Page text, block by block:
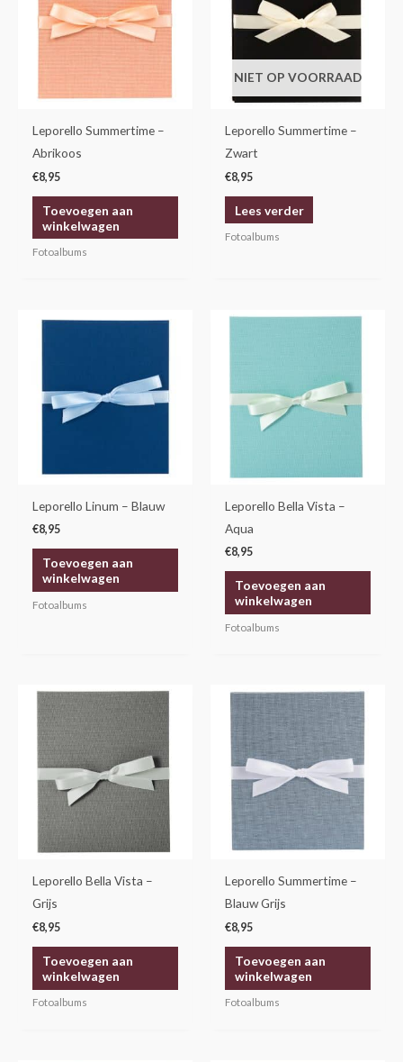
Leporello Summertime –
Abrikoos
€8,95
Toevoegen aan
winkelwagen
Fotoalbums
NIET OP VOORRAAD
Leporello Summertime –
Zwart
€8,95
Lees verder
Fotoalbums
Leporello Linum – Blauw
€8,95
Toevoegen aan
winkelwagen
Fotoalbums
Leporello Bella Vista –
Aqua
€8,95
Toevoegen aan
winkelwagen
Fotoalbums
Leporello Bella Vista –
Grijs
€8,95
Toevoegen aan
winkelwagen
Fotoalbums
Leporello Summertime –
Blauw Grijs
€8,95
Toevoegen aan
winkelwagen
Fotoalbums